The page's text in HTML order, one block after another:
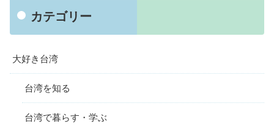
カテゴリー
大好き台湾
台湾を知る
台湾で暮らす・学ぶ